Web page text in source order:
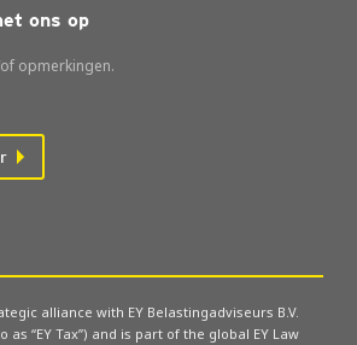
ons op
opmerkingen.
alliance with EY Belastingadviseurs B.V.
“EY Tax”) and is part of the global EY Law